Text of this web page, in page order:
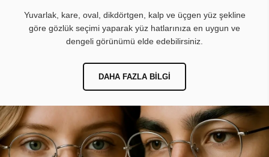
Yuvarlak, kare, oval, dikdörtgen, kalp ve üçgen yüz şekline
göre gözlük seçimi yaparak yüz hatlarınıza en uygun ve
dengeli görünümü elde edebilirsiniz.
DAHA FAZLA BILGI